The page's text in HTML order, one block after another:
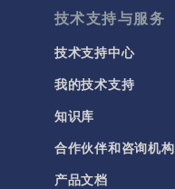
技术支持与服务
技术支持中心
我的技术支持
知识库
合作伙伴和咨询机构
产品文档